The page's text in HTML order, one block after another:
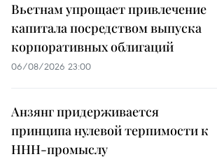
Вьетнам упрощает привлечение
капитала посредством выпуска
корпоративных облигаций
06/08/2026 23:00
Анзянг придерживается
принципа нулевой терпимости к
ННН-промыслу